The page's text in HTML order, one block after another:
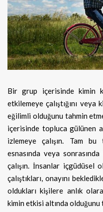
Bir grup içerisinde kimin
etkilemeye çalıştığını
eğilimli olduğunu tahmin
içerisinde topluca gülünen
izlemeye çalışın. Tam
esnasında veya
çalışın. İnsanlar içgüdüsel
çalıştıkları, onayını
oldukları kişilere anlık
kimin etkisi altında